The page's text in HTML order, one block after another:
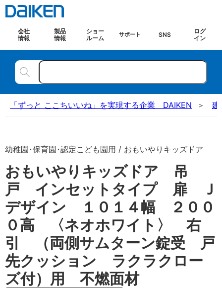
会社
情報
製品
情報
ショー
ルーム
サポート SNS
ログ
イン
「ずっと ここちいいね」を実現する企業 DAIKEN 建
幼稚園･保育園･認定こども園用 / おもいやりキッズドア
おもいやりキッズドア 吊
戸 インセットタイプ 扉 Ｊ
デザイン １０１４幅 ２００
０高 〈ネオホワイト〉 右
引 （両側サムターン錠受 戸
先クッション ラクラクロー
ズ付）用 不燃面材